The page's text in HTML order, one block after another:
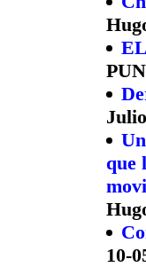
que
10-